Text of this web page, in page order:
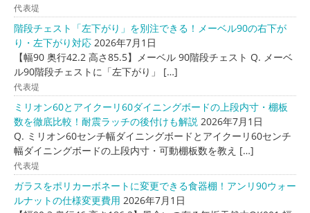
代表堤
階段チェスト「左下がり」を別注できる！メーベル90の右下が
り・左下がり対応 2026年7月1日
【幅90 奥行42.2 高さ85.5】メーベル 90階段チェスト Q. メーベ
ル90階段チェストに「左下がり」 […]
代表堤
ミリオン60とアイクーリ60ダイニングボードの上段内寸・棚板
数を徹底比較！耐震ラッチの後付けも解説 2026年7月1日
Q. ミリオン60センチ幅ダイニングボードとアイクーリ60センチ
幅ダイニングボードの上段内寸・可動棚板数を教え […]
代表堤
ガラスをポリカーボネートに変更できる食器棚！アンリ90ウォー
ルナットの仕様変更費用 2026年7月1日